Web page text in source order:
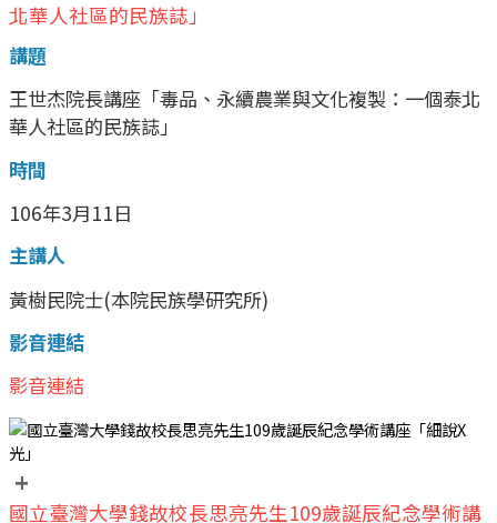
北華人社區的民族誌」
講題
王世杰院長講座「毒品、永續農業與文化複製：一個泰北
華人社區的民族誌」
時間
106年3月11日
主講人
黃樹民院士(本院民族學研究所)
影音連結
影音連結
+
國立臺灣大學錢故校長思亮先生109歲誕辰紀念學術講